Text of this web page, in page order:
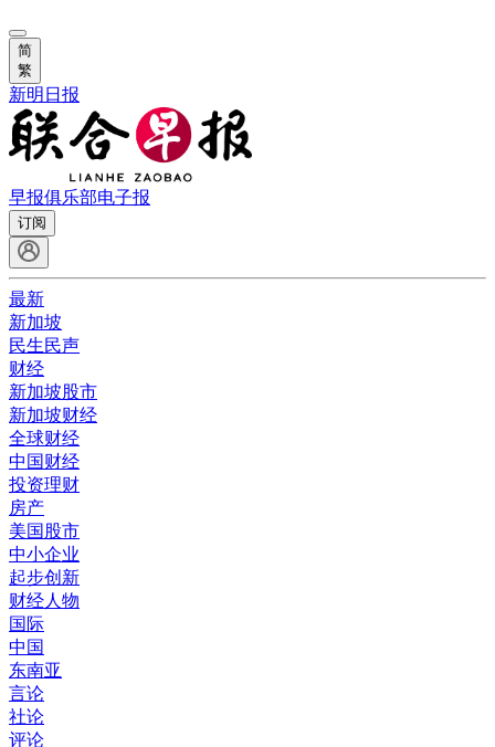
简
繁
新明日报
早报俱乐部电子报
订阅
最新
新加坡
民生民声
财经
新加坡股市
新加坡财经
全球财经
中国财经
投资理财
房产
美国股市
中小企业
起步创新
财经人物
国际
中国
东南亚
言论
社论
评论